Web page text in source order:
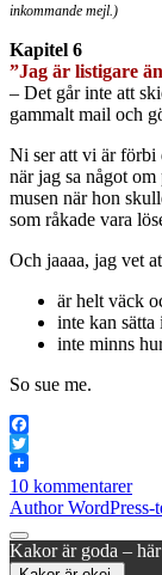
inkommande mejl.)
Kapitel 6
”Jag är listigare
– Det går inte att
gammalt mail och
Ni ser att vi är förbi
när jag sa något
musen när hon
som råkade vara
Och jaaaa, jag vet
är helt väck
inte kan
inte minns
So sue me.
Facebook
Twitter
10 kommentarer
Author WordPress-
Rulla
till
Kakor är goda –